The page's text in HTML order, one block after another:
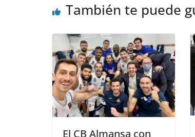
También te puede
El CB Almansa con